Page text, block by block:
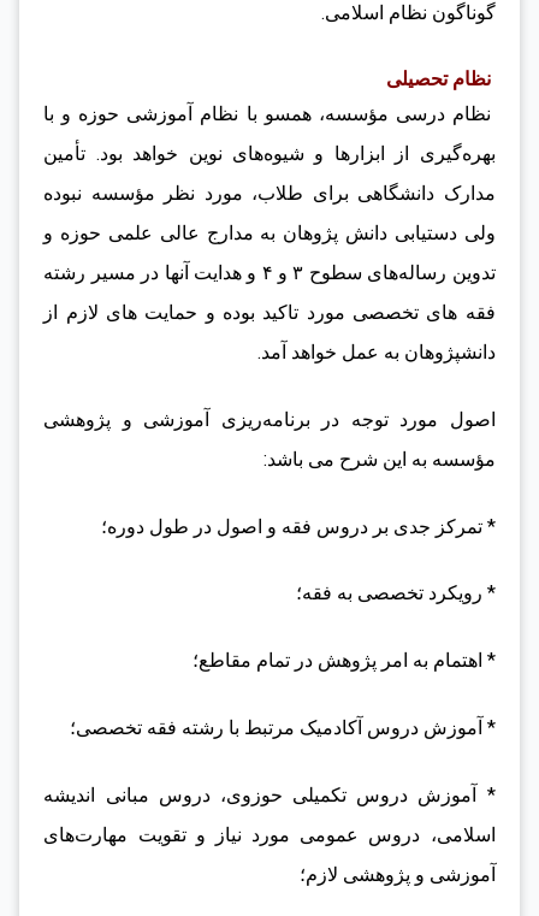
گوناگون نظام اسلامی.
نظام تحصیلی
نظام درسی مؤسسه، همسو با نظام آموزشی حوزه و با
بهره‌گیری از ابزارها و شیوه‌های نوین خواهد بود. تأمین
مدارک دانشگاهی برای طلاب، مورد نظر مؤسسه نبوده
ولی دستیابی دانش پژوهان به مدارج عالی علمی حوزه و
تدوین رساله‌های سطوح ۳ و ۴ و هدایت آنها در مسیر رشته
فقه های تخصصی مورد تاکید بوده و حمایت های لازم از
دانشپژوهان به عمل خواهد آمد.
اصول مورد توجه در برنامه‌ریزی آموزشی و پژوهشی
مؤسسه به این شرح می باشد:
* تمرکز جدی بر دروس فقه و اصول در طول دوره؛
* رویکرد تخصصی به فقه؛
* اهتمام به امر پژوهش در تمام مقاطع؛
* آموزش دروس آکادمیک مرتبط با رشته فقه تخصصی؛
* آموزش دروس تکمیلی حوزوی، دروس مبانی اندیشه
اسلامی، دروس عمومی مورد نیاز و تقویت مهارت‌های
آموزشی و پژوهشی لازم؛